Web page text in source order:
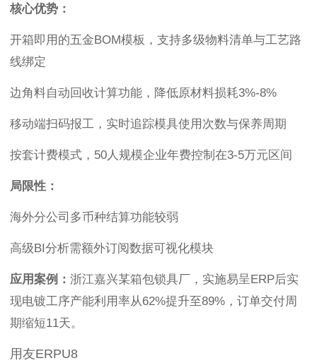
核心优势：
开箱即用的五金BOM模板，支持多级物料清单与工艺路
线绑定
边角料自动回收计算功能，降低原材料损耗3%-8%
移动端扫码报工，实时追踪模具使用次数与保养周期
按套计费模式，50人规模企业年费控制在3-5万元区间
局限性：
海外分公司多币种结算功能较弱
高级BI分析需额外订阅数据可视化模块
应用案例： 浙江嘉兴某箱包锁具厂，实施易呈ERP后实
现电镀工序产能利用率从62%提升至89%，订单交付周
期缩短11天。
用友ERPU8